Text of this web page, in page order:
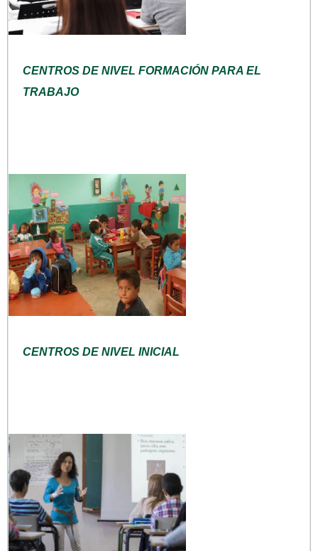
CENTROS DE NIVEL FORMACIÓN PARA EL
TRABAJO
CENTROS DE NIVEL INICIAL